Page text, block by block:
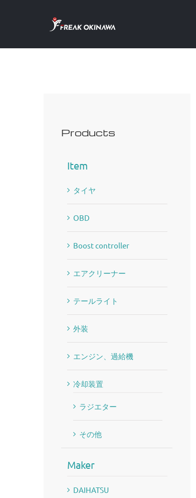
Products
Item
タイヤ
OBD
Boost controller
エアクリーナー
テールライト
外装
エンジン、過給機
冷却装置
ラジエター
その他
Maker
DAIHATSU